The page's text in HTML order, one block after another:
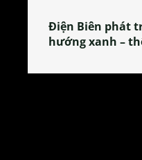
Làng làm bánh
tỏa đặc sản xứ